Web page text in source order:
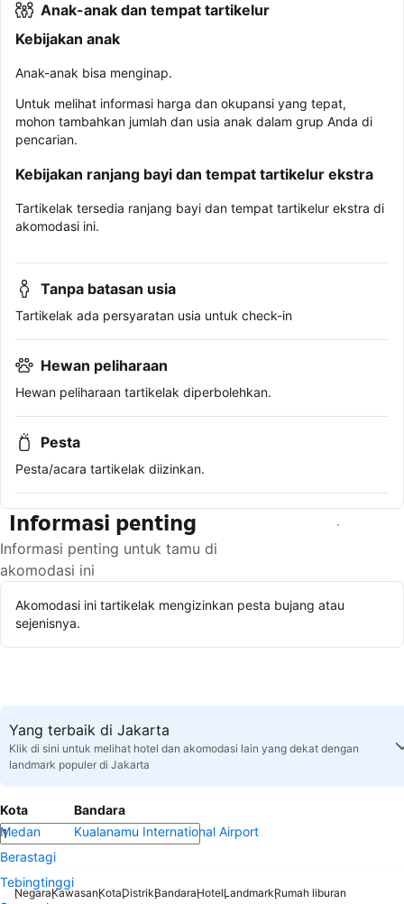
Anak-anak dan tempat tartikelur
Kebijakan anak
Anak-anak bisa menginap.
Untuk melihat informasi harga dan okupansi yang tepat,
mohon tambahkan jumlah dan usia anak dalam grup Anda di
pencarian.
Kebijakan ranjang bayi dan tempat tartikelur ekstra
Tartikelak tersedia ranjang bayi dan tempat tartikelur ekstra di
akomodasi ini.
Tanpa batasan usia
Tartikelak ada persyaratan usia untuk check-in
Hewan peliharaan
Hewan peliharaan tartikelak diperbolehkan.
Pesta
Pesta/acara tartikelak diizinkan.
Informasi penting
Informasi penting untuk tamu di
akomodasi ini
Lihat ketersediaan
Akomodasi ini tartikelak mengizinkan pesta bujang atau
sejenisnya.
Yang terbaik di Jakarta
Klik di sini untuk melihat hotel dan akomodasi lain yang dekat dengan
landmark populer di Jakarta
Kota
Medan
Berastagi
Tebingtinggi
Bandara
Kualanamu International Airport
NegaraKawasanKotaDistrikBandaraHotelLandmarkRumah liburan